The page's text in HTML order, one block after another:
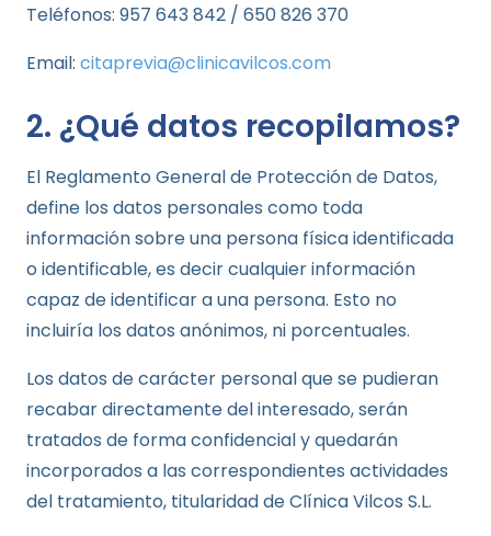
Teléfonos: 957 643 842 / 650 826 370
Email: citaprevia@clinicavilcos.com
2. ¿Qué datos recopilamos?
El Reglamento General de Protección de Datos,
define los datos personales como toda
información sobre una persona física identificada
o identificable, es decir cualquier información
capaz de identificar a una persona. Esto no
incluiría los datos anónimos, ni porcentuales.
Los datos de carácter personal que se pudieran
recabar directamente del interesado, serán
tratados de forma confidencial y quedarán
incorporados a las correspondientes actividades
del tratamiento, titularidad de Clínica Vilcos S.L.